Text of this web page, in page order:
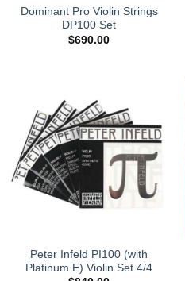
Dominant Pro Violin Strings
DP100 Set
$690.00
Peter Infeld PI100 (with
Platinum E) Violin Set 4/4